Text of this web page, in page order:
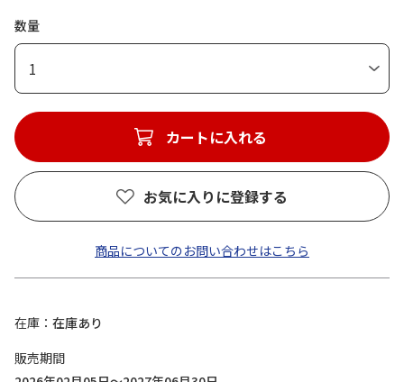
数量
1
カートに入れる
お気に入りに登録する
商品についてのお問い合わせはこちら
在庫
在庫あり
販売期間